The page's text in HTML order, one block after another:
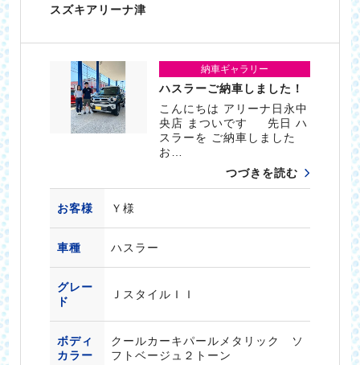
スズキアリーナ津
納車ギャラリー
ハスラーご納車しました！
こんにちは アリーナ日永中
央店 まついです 先日 ハ
スラーを ご納車しました
お…
つづきを読む
お客様 Ｙ様
車種 ハスラー
グレー
ド
ＪスタイルＩＩ
ボディ
カラー
クールカーキパールメタリック ソ
フトベージュ２トーン